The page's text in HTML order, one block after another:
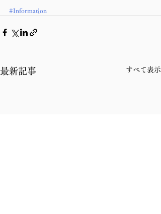
#Information
最新記事 すべて表示